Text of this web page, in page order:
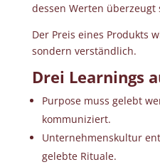
dessen Werten überzeugt
Der Preis eines Produkts
sondern verständlich.
Drei Learnings
Purpose muss gelebt
kommuniziert.
Unternehmenskultur
gelebte Rituale.